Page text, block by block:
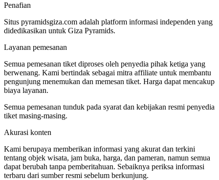
Penafian
Situs pyramidsgiza.com adalah platform informasi independen yang
didedikasikan untuk Giza Pyramids.
Layanan pemesanan
Semua pemesanan tiket diproses oleh penyedia pihak ketiga yang
berwenang. Kami bertindak sebagai mitra affiliate untuk membantu
pengunjung menemukan dan memesan tiket. Harga dapat mencakup
biaya layanan.
Semua pemesanan tunduk pada syarat dan kebijakan resmi penyedia
tiket masing-masing.
Akurasi konten
Kami berupaya memberikan informasi yang akurat dan terkini
tentang objek wisata, jam buka, harga, dan pameran, namun semua
dapat berubah tanpa pemberitahuan. Sebaiknya periksa informasi
terbaru dari sumber resmi sebelum berkunjung.